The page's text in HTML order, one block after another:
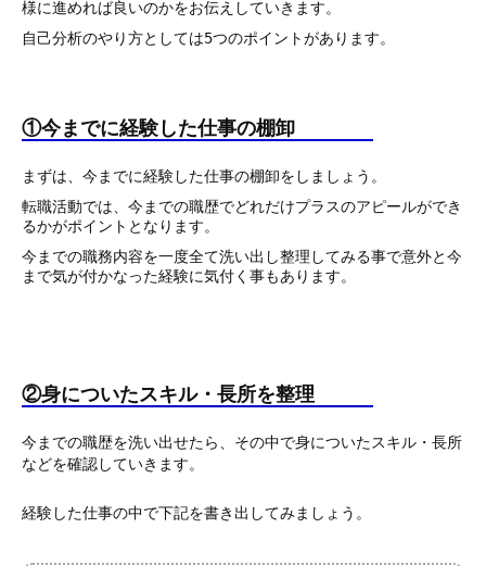
様に進めれば良いのかをお伝えしていきます。
自己分析のやり方としては5つのポイントがあります。
①今までに経験した仕事の棚卸
まずは、今までに経験した仕事の棚卸をしましょう。
転職活動では、今までの職歴でどれだけプラスのアピールができ
るかがポイントとなります。
今までの職務内容を一度全て洗い出し整理してみる事で意外と今
まで気が付かなった経験に気付く事もあります。
②身についたスキル・長所を整理
今までの職歴を洗い出せたら、その中で身についたスキル・長所
などを確認していきます。
経験した仕事の中で下記を書き出してみましょう。